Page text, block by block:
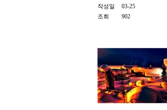
작성일
03-25
조회
902